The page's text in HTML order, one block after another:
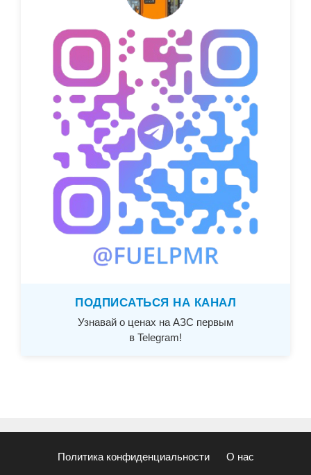
ПОДПИСАТЬСЯ НА КАНАЛ
Узнавай о ценах на АЗС первым
в Telegram!
Политика конфиденциальности О нас